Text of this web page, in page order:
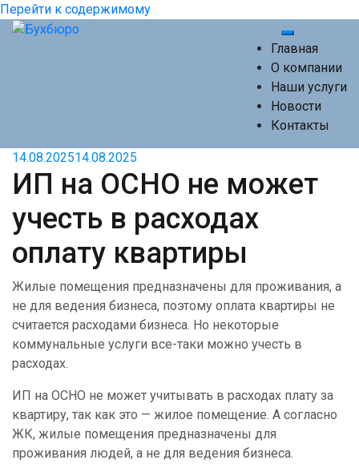
Перейти к содержимому
Главная
О компании
Наши услуги
Новости
Контакты
14.08.202514.08.2025
ИП на ОСНО не может
учесть в расходах
оплату квартиры
Жилые помещения предназначены для проживания, а
не для ведения бизнеса, поэтому оплата квартиры не
считается расходами бизнеса. Но некоторые
коммунальные услуги все-таки можно учесть в
расходах.
ИП на ОСНО не может учитывать в расходах плату за
квартиру, так как это — жилое помещение. А согласно
ЖК, жилые помещения предназначены для
проживания людей, а не для ведения бизнеса.